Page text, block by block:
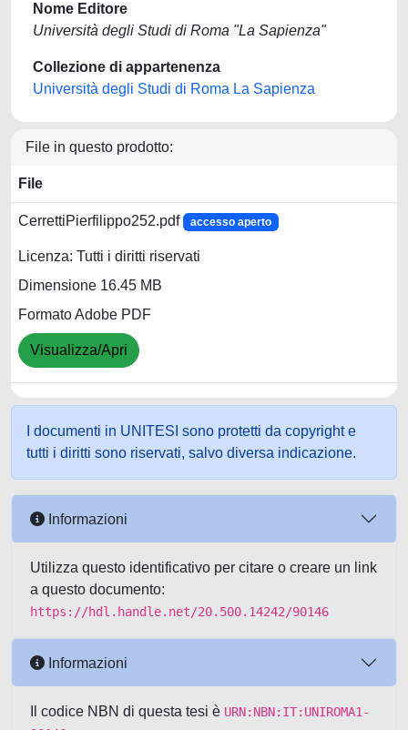
Nome Editore
Università degli Studi di Roma "La Sapienza"
Collezione di appartenenza
Università degli Studi di Roma La Sapienza
File in questo prodotto:
File
CerrettiPierfilippo252.pdf accesso aperto
Licenza: Tutti i diritti riservati
Dimensione 16.45 MB
Formato Adobe PDF
Visualizza/Apri
I documenti in UNITESI sono protetti da copyright e
tutti i diritti sono riservati, salvo diversa indicazione.
Informazioni
Utilizza questo identificativo per citare o creare un link
a questo documento:
https://hdl.handle.net/20.500.14242/90146
Informazioni
Il codice NBN di questa tesi è URN:NBN:IT:UNIROMA1-